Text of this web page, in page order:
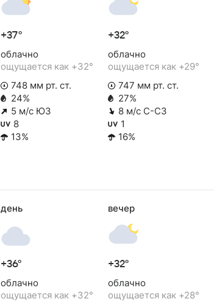
+37°
облачно
ощущается как +32°
748 мм рт. ст.
24%
5 м/с ЮЗ
8
13%
+32°
облачно
ощущается как +29°
747 мм рт. ст.
27%
8 м/с С-СЗ
1
16%
день
+36°
облачно
ощущается как +32°
вечер
+32°
облачно
ощущается как +28°